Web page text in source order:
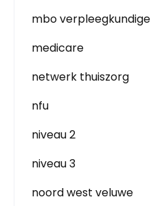
mbo verpleegkundige
medicare
netwerk thuiszorg
nfu
niveau 2
niveau 3
noord west veluwe